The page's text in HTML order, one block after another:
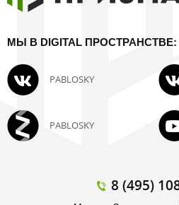
МЫ В DIGITAL ПРОСТРАНСТВЕ:
PABLOSKY
PABLOSKY
8 (495)